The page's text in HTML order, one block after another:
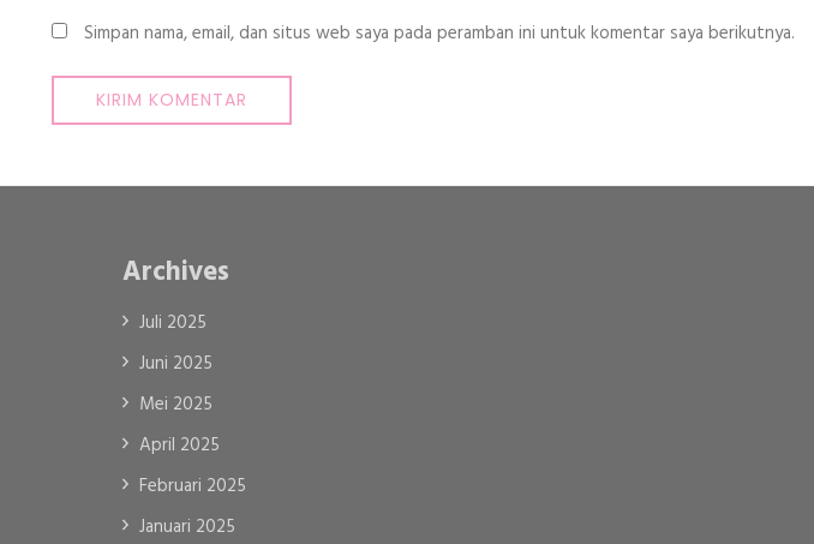
Simpan nama, email, dan situs web saya pada peramban ini untuk komentar saya berikutnya.
Archives
Juli 2025
Juni 2025
Mei 2025
April 2025
Februari 2025
Januari 2025